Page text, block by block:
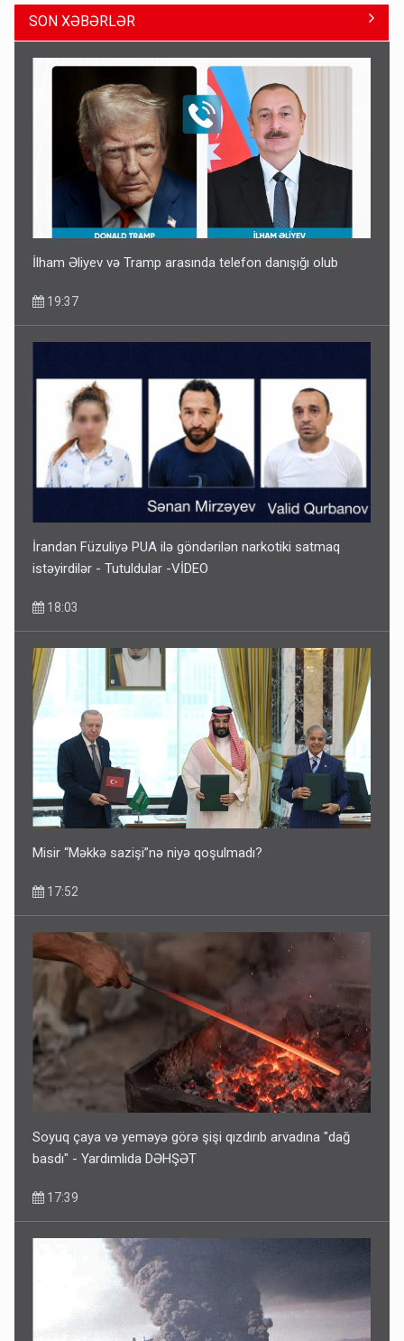
Paşinyan Əliyevə zəng etməsindən danışdı
16:18
İlham Əliyev müharibədə də, sülhdə də qalib gəldi -
Hikmət Hacıyev
Pakistan prezidentindən Azərbaycanla bağlı açıqlama
13:58
SON XƏBƏRLƏR
İlham Əliyev və Tramp arasında telefon danışığı olub
19:37
İrandan Füzuliyə PUA ilə göndərilən narkotiki satmaq
istəyirdilər - Tutuldular -VİDEO
18:03
Misir “Məkkə sazişi”nə niyə qoşulmadı?
17:52
Soyuq çaya və yeməyə görə şişi qızdırıb arvadına "dağ
basdı" - Yardımlıda DƏHŞƏT
17:39